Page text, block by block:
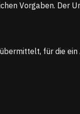
Vorgaben. Der
für die